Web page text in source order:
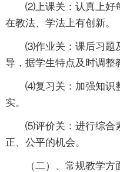
⑵上课关：认真上好
在教法、学法上有创新。
⑶作业关：课后习题
导，据学生特点及时调整
⑷复习关：加强知识
实。
⑸评价关：进行综合
正、公平的机会。
（二）、常规教学方